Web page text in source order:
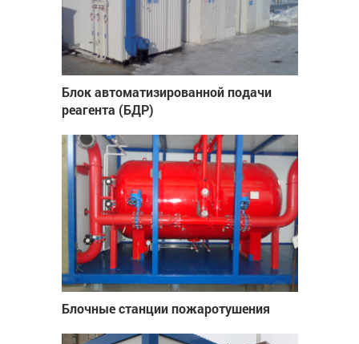
Блок автоматизированной подачи
реагента (БДР)
Блочные станции пожаротушения